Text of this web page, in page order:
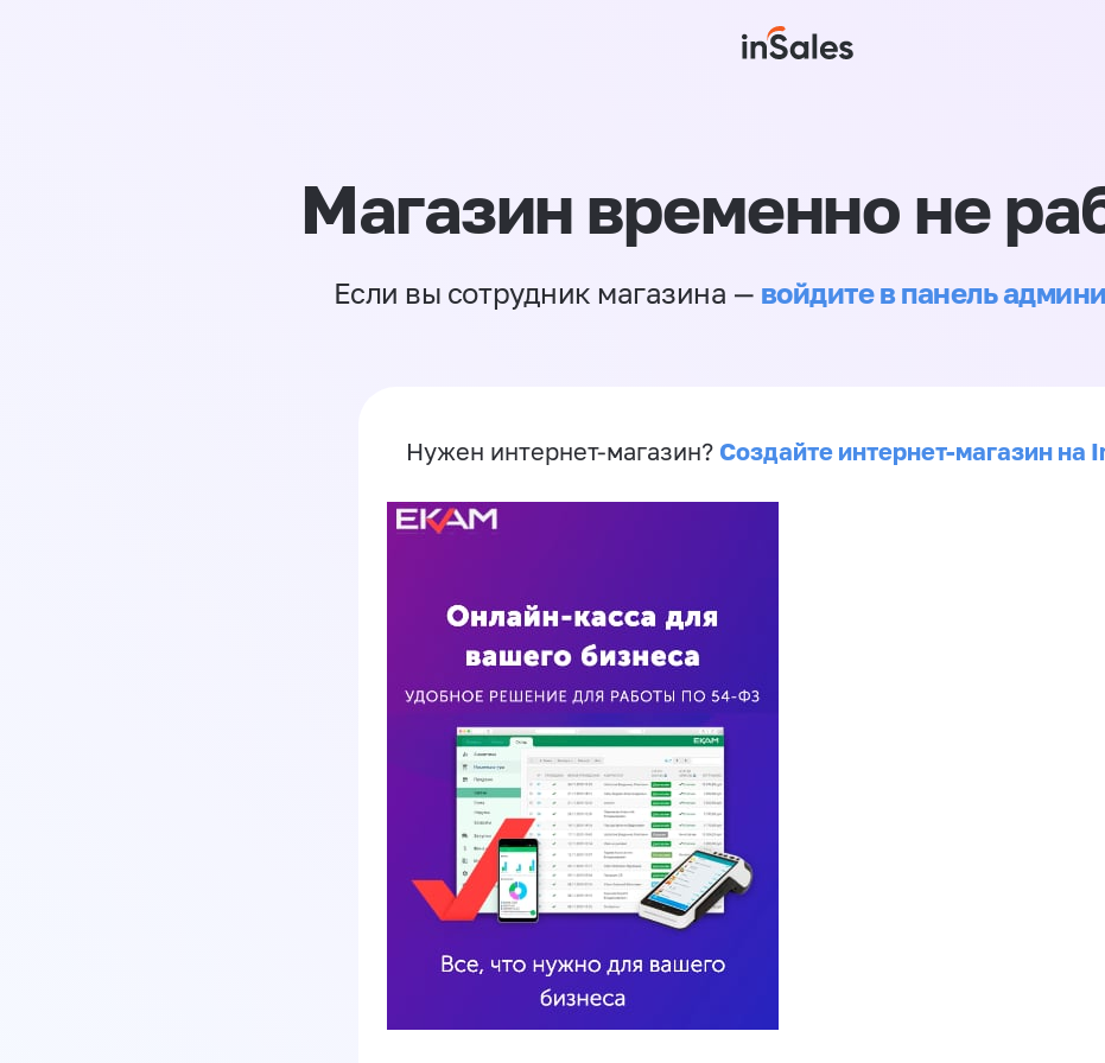
Магазин временно не
Если вы сотрудник магазина — войдите в панель
Нужен интернет-магазин? Создайте интернет-магазин на